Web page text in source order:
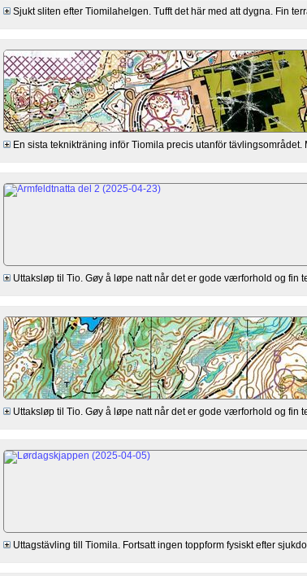
Sjukt sliten efter Tiomilahelgen. Tufft det här med att dygna. Fin
En sista teknikträning inför Tiomila precis utanför tävlingsområdet.
Uttaksløp til Tio. Gøy å løpe natt når det er gode værforhold og fin
Uttaksløp til Tio. Gøy å løpe natt når det er gode værforhold og fin
Uttagstävling till Tiomila. Fortsatt ingen toppform fysiskt efter